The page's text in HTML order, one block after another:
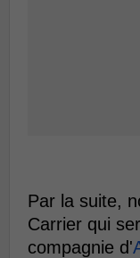
Par la suite,
Carrier qui
compagnie d'